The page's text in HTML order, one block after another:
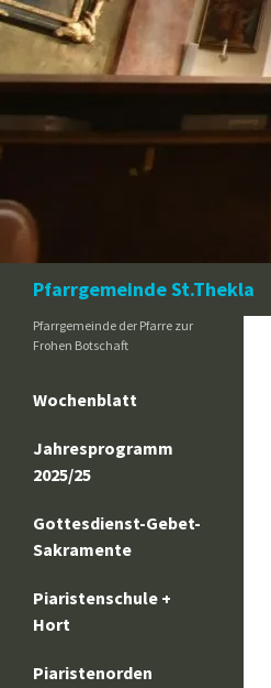
Zum
Inhalt
springen
Pfarrgemeinde St.Thekla
Pfarrgemeinde der Pfarre zur
Frohen Botschaft
Wochenblatt
Jahresprogramm
2025/25
Gottesdienst-Gebet-
Sakramente
Piaristenschule +
Hort
Piaristenorden